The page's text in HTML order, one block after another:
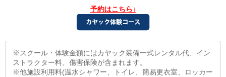
予約はこちら↓
※スクール・体験金額にはカヤック装備一式レンタル代、イン
ストラクター料、傷害保険が含まれます。
※他施設利用料(温水シャワー、トイレ、簡易更衣室、ロッカー